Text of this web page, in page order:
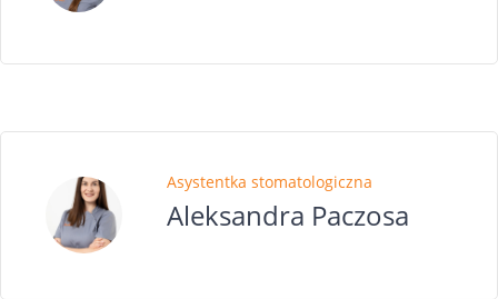
Asystentka stomatologiczna
Aleksandra Paczosa